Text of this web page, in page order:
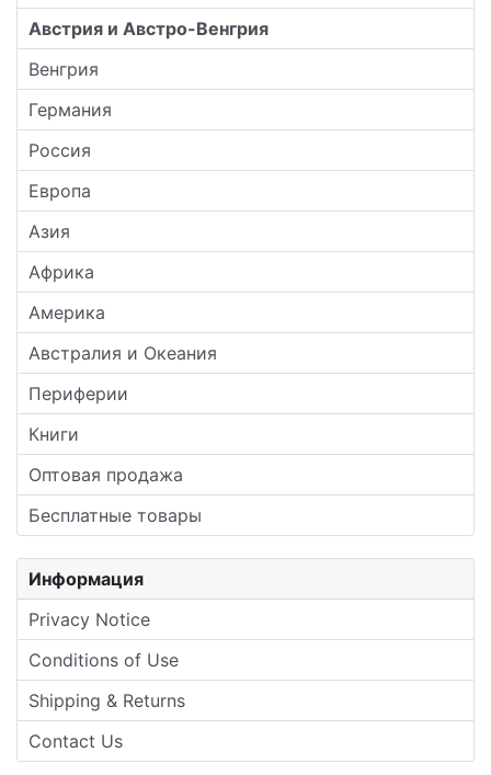
Австрия и Австро-Венгрия
Венгрия
Германия
Россия
Европа
Азия
Африка
Америка
Австралия и Океания
Периферии
Книги
Оптовая продажа
Бесплатные товары
Информация
Privacy Notice
Conditions of Use
Shipping & Returns
Contact Us